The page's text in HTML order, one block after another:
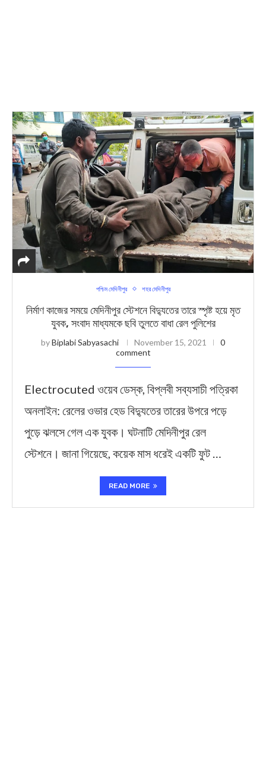
পশ্চিম মেদিনীপুর শহর মেদিনীপুর
নির্মাণ কাজের সময়ে মেদিনীপুর স্টেশনে বিদ্যুতের তারে স্পৃষ্ট হয়ে মৃত
যুবক, সংবাদ মাধ্যমকে ছবি তুলতে বাধা রেল পুলিশের
byBiplabi Sabyasachi November 15, 2021
0
comment
Electrocuted ওয়েব ডেস্ক, বিপ্লবী সব্যসাচী পত্রিকা
অনলাইন: রেলের ওভার হেড বিদ্যুতের তারের উপরে পড়ে
পুড়ে ঝলসে গেল এক যুবক। ঘটনাটি মেদিনীপুর রেল
স্টেশনে। জানা গিয়েছে, কয়েক মাস ধরেই একটি ফুট …
READ MORE